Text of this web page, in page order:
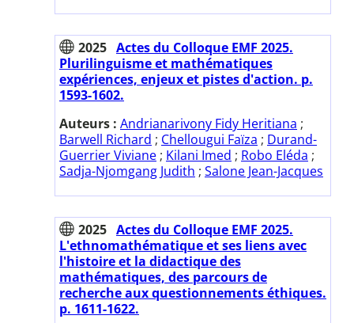
2025 Actes du Colloque EMF 2025.
Plurilinguisme et mathématiques
expériences, enjeux et pistes d'action. p.
1593-1602.
Auteurs : Andrianarivony Fidy Heritiana ;
Barwell Richard ; Chellougui Faïza ; Durand-
Guerrier Viviane ; Kilani Imed ; Robo Eléda ;
Sadja-Njomgang Judith ; Salone Jean-Jacques
2025 Actes du Colloque EMF 2025.
L'ethnomathématique et ses liens avec
l'histoire et la didactique des
mathématiques, des parcours de
recherche aux questionnements éthiques.
p. 1611-1622.